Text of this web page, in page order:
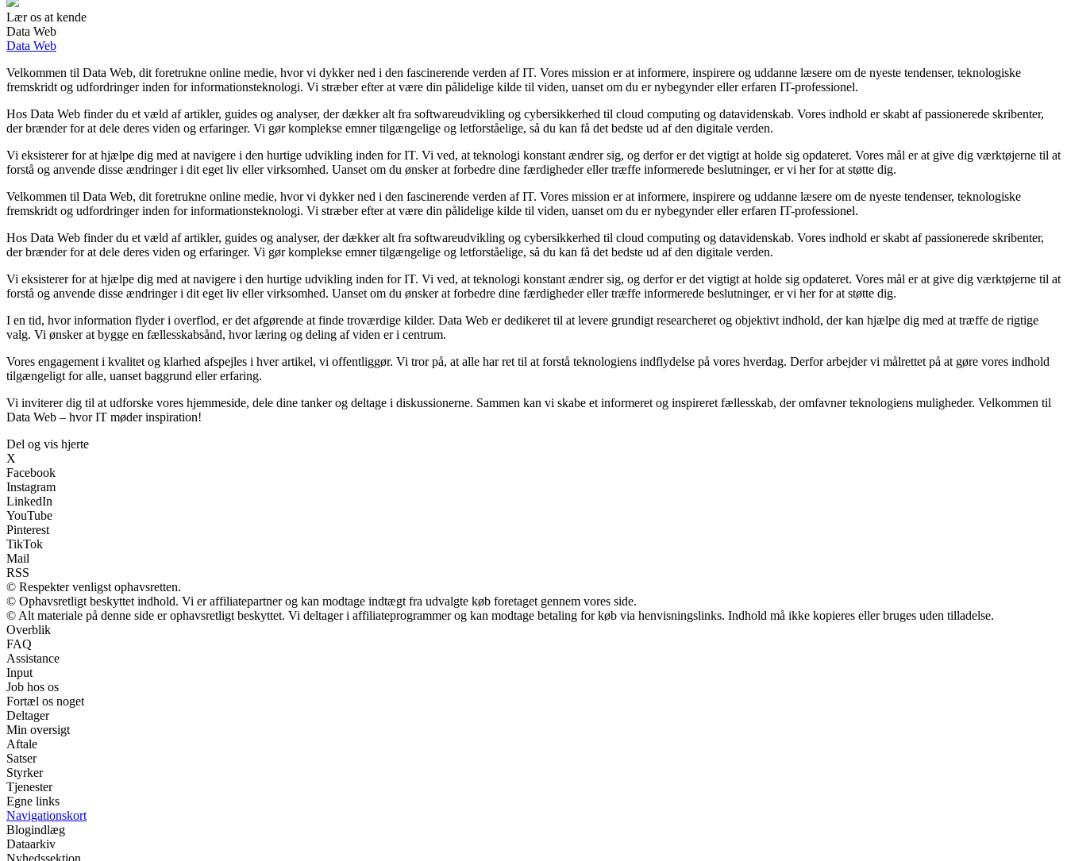
Lær os at kende
Data Web
Data Web
Velkommen til Data Web, dit foretrukne online medie, hvor vi dykker ned i den fascinerende verden af IT. Vores mission er at informere, inspirere og uddanne læsere om de nyeste tendenser, teknologiske
fremskridt og udfordringer inden for informationsteknologi. Vi stræber efter at være din pålidelige kilde til viden, uanset om du er nybegynder eller erfaren IT-professionel.
Hos Data Web finder du et væld af artikler, guides og analyser, der dækker alt fra softwareudvikling og cybersikkerhed til cloud computing og datavidenskab. Vores indhold er skabt af passionerede skribenter,
der brænder for at dele deres viden og erfaringer. Vi gør komplekse emner tilgængelige og letforståelige, så du kan få det bedste ud af den digitale verden.
Vi eksisterer for at hjælpe dig med at navigere i den hurtige udvikling inden for IT. Vi ved, at teknologi konstant ændrer sig, og derfor er det vigtigt at holde sig opdateret. Vores mål er at give dig værktøjerne til at
forstå og anvende disse ændringer i dit eget liv eller virksomhed. Uanset om du ønsker at forbedre dine færdigheder eller træffe informerede beslutninger, er vi her for at støtte dig.
Velkommen til Data Web, dit foretrukne online medie, hvor vi dykker ned i den fascinerende verden af IT. Vores mission er at informere, inspirere og uddanne læsere om de nyeste tendenser, teknologiske
fremskridt og udfordringer inden for informationsteknologi. Vi stræber efter at være din pålidelige kilde til viden, uanset om du er nybegynder eller erfaren IT-professionel.
Hos Data Web finder du et væld af artikler, guides og analyser, der dækker alt fra softwareudvikling og cybersikkerhed til cloud computing og datavidenskab. Vores indhold er skabt af passionerede skribenter,
der brænder for at dele deres viden og erfaringer. Vi gør komplekse emner tilgængelige og letforståelige, så du kan få det bedste ud af den digitale verden.
Vi eksisterer for at hjælpe dig med at navigere i den hurtige udvikling inden for IT. Vi ved, at teknologi konstant ændrer sig, og derfor er det vigtigt at holde sig opdateret. Vores mål er at give dig værktøjerne til at
forstå og anvende disse ændringer i dit eget liv eller virksomhed. Uanset om du ønsker at forbedre dine færdigheder eller træffe informerede beslutninger, er vi her for at støtte dig.
I en tid, hvor information flyder i overflod, er det afgørende at finde troværdige kilder. Data Web er dedikeret til at levere grundigt researcheret og objektivt indhold, der kan hjælpe dig med at træffe de rigtige
valg. Vi ønsker at bygge en fællesskabsånd, hvor læring og deling af viden er i centrum.
Vores engagement i kvalitet og klarhed afspejles i hver artikel, vi offentliggør. Vi tror på, at alle har ret til at forstå teknologiens indflydelse på vores hverdag. Derfor arbejder vi målrettet på at gøre vores indhold
tilgængeligt for alle, uanset baggrund eller erfaring.
Vi inviterer dig til at udforske vores hjemmeside, dele dine tanker og deltage i diskussionerne. Sammen kan vi skabe et informeret og inspireret fællesskab, der omfavner teknologiens muligheder. Velkommen til
Data Web – hvor IT møder inspiration!
Del og vis hjerte
X
Facebook
Instagram
LinkedIn
YouTube
Pinterest
TikTok
Mail
RSS
© Respekter venligst ophavsretten.
© Ophavsretligt beskyttet indhold. Vi er affiliatepartner og kan modtage indtægt fra udvalgte køb foretaget gennem vores side.
© Alt materiale på denne side er ophavsretligt beskyttet. Vi deltager i affiliateprogrammer og kan modtage betaling for køb via henvisningslinks. Indhold må ikke kopieres eller bruges uden tilladelse.
Overblik
FAQ
Assistance
Input
Job hos os
Fortæl os noget
Deltager
Min oversigt
Aftale
Satser
Styrker
Tjenester
Egne links
Navigationskort
Blogindlæg
Dataarkiv
Nyhedssektion